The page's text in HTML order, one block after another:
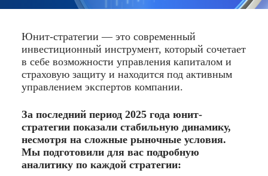
Юнит-стратегии — это современный
инвестиционный инструмент, который сочетает
в себе возможности управления капиталом и
страховую защиту и находится под активным
управлением экспертов компании.
За последний период 2025 года юнит-
стратегии показали стабильную динамику,
несмотря на сложные рыночные условия.
Мы подготовили для вас подробную
аналитику по каждой стратегии: